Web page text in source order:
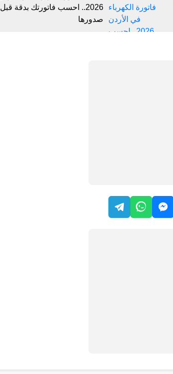
2026.. احسب فاتورتك بدقة قبل
صدورها